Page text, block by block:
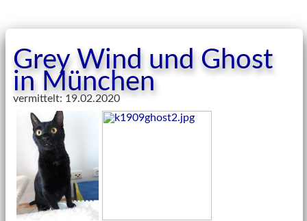
Grey Wind und Ghost
in München
vermittelt: 19.02.2020